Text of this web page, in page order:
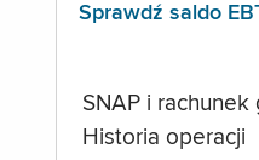
Sprawdź saldo
SNAP i
Historia operacji